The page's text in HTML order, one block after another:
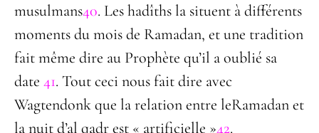
musulmans40. Les hadîths la situent à différents
moments du mois de Ramadan, et une tradition
fait même dire au Prophète qu’il a oublié sa
date 41. Tout ceci nous fait dire avec
Wagtendonk que la relation entre leRamadan et
la nuit d’al qadr est « artificielle »42.